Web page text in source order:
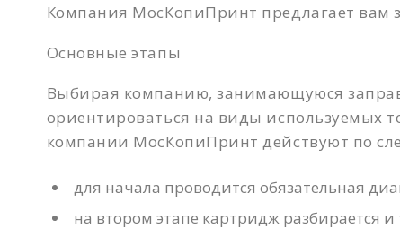
Компания МосКопиПринт предлагает вам
Основные этапы
Выбирая компанию, занимающуюся
ориентироваться на виды используемых
компании МосКопиПринт действуют по
для начала проводится обязательная
на втором этапе картридж разбирается